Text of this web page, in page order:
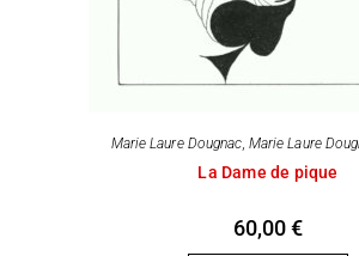
Marie Laure Dougnac Marie Laure
La Dame de pique
60,00€